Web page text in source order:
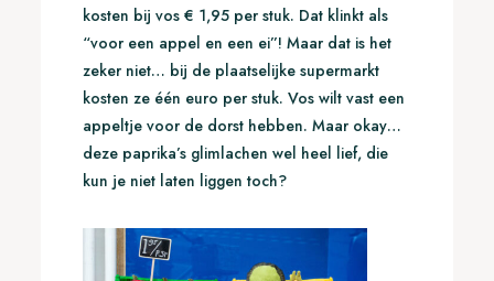
kosten bij vos € 1,95 per stuk. Dat klinkt als
“voor een appel en een ei”! Maar dat is het
zeker niet… bij de plaatselijke supermarkt
kosten ze één euro per stuk. Vos wilt vast een
appeltje voor de dorst hebben. Maar okay…
deze paprika’s glimlachen wel heel lief, die
kun je niet laten liggen toch?